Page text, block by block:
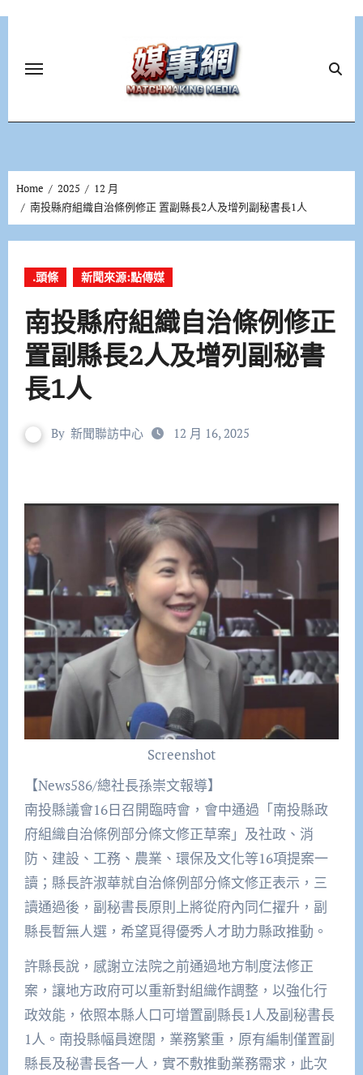
Home 2025
12 月
南投縣府組織自治條例修正 置副縣長2人及增列副秘書長1人
.頭條 新聞來源:點傳媒
南投縣府組織自治條例修正
置副縣長2人及增列副秘書
長1人
By 新聞聯訪中心 12 月 16, 2025
Screenshot
【News586/總社長孫崇文報導】
南投縣議會16日召開臨時會，會中通過「南投縣政
府組織自治條例部分條文修正草案」及社政、消
防、建設、工務、農業、環保及文化等16項提案一
讀；縣長許淑華就自治條例部分條文修正表示，三
讀通過後，副秘書長原則上將從府內同仁擢升，副
縣長暫無人選，希望覓得優秀人才助力縣政推動。
許縣長說，感謝立法院之前通過地方制度法修正
案，讓地方政府可以重新對組織作調整，以強化行
政效能，依照本縣人口可增置副縣長1人及副秘書長
1人。南投縣幅員遼闊，業務繁重，原有編制僅置副
縣長及秘書長各一人，實不敷推動業務需求，此次